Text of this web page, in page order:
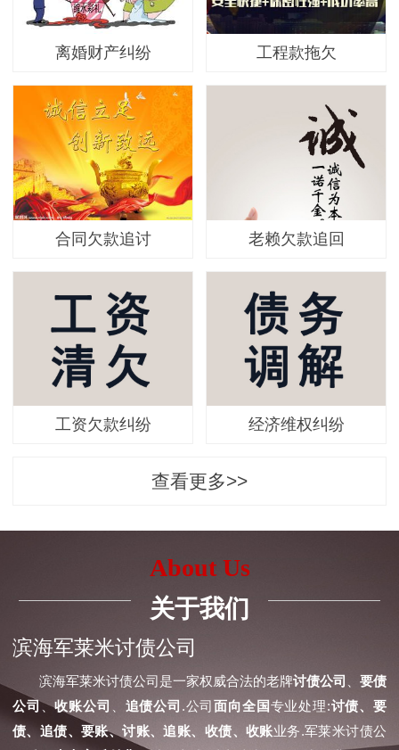
离婚财产纠纷 工程款拖欠
合同欠款追讨 老赖欠款追回
工资欠款纠纷 经济维权纠纷
查看更多>>
About Us
关于我们
滨海军莱米讨债公司
滨海军莱米讨债公司是一家权威合法的老牌讨债公司
要债
公司、收账公司 追债公司 .公司面向全国专业处理:讨债、要
债、追债、要账、讨账、追账、收债、收账业务.军莱米讨债公